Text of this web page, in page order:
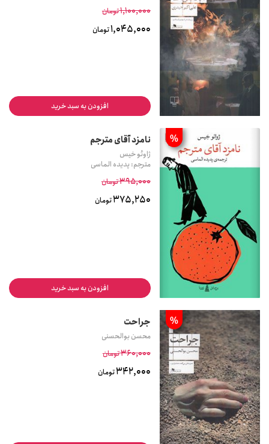
1,100,000تومان
1,045,000تومان
افزودن به سبد خرید
% نامزد آقای مترجم
ژاوئو خیس
مترجم: پدیده الماسی
395,000تومان
375,250تومان
افزودن به سبد خرید
% جراحت
محسن بوالحسنی
360,000تومان
342,000تومان